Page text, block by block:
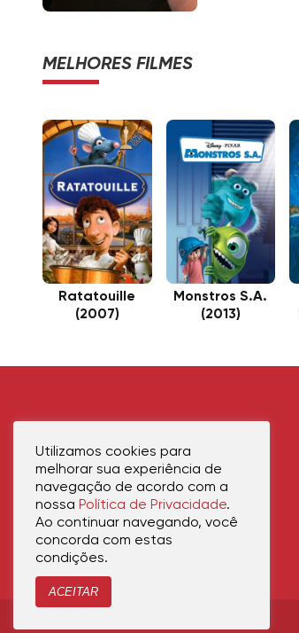
MELHORES FILMES
Ratatouille
(2007)
Monstros S.A.
(2013)
Utilizamos cookies para
melhorar sua experiência de
navegação de acordo com a
nossa Política de Privacidade.
Ao continuar navegando, você
concorda com estas
condições.
ACEITAR